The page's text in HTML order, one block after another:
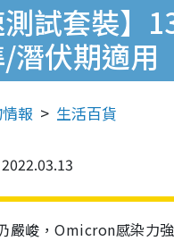
測試套裝
潛伏期適用
報 生活百貨
2022.03.13
嚴峻，Omicron感染力